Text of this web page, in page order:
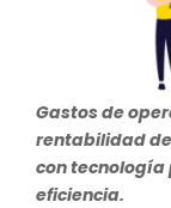
SAP
SAP Cloud
SAP Cloud
SAP BTP
SAP
Gastos de
rentabilidad
con tecnología
eficiencia.